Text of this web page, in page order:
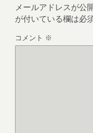
メールアドレスが公
が付いている欄は必
コメント ※